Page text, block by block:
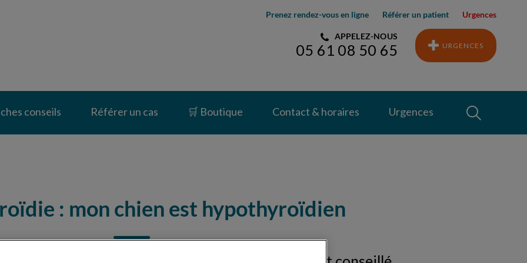
Prenez rendez-vous en ligne Référer un patient Urgences
APPELEZ-NOUS
05 61 08 50 65 URGENCES
conseils Référer un cas 🛒 Boutique Contact & horaires Urgences
: mon chien est hypothyroïdien